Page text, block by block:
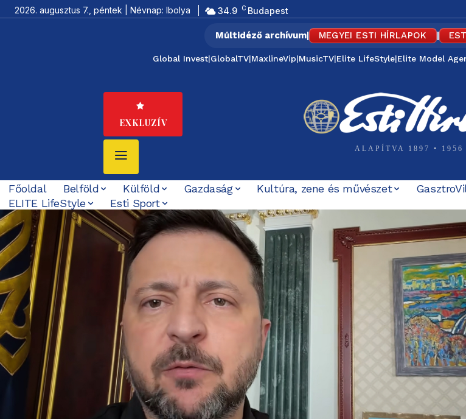
2026. augusztus 7., péntek | Névnap: Ibolya 34.9 C Budapest
Múltidéző archívum| MEGYEI ESTI HÍRLAPOK |
Global Invest|GlobalTV|MaxlineVip|MusicTV|Elite LifeStyle|Elite Model
EXKLUZÍV
ALAPÍTVA 1897 • 1956
Főoldal Belföld Külföld Gazdaság Kultúra, zene és művészet
ELITE LifeStyle
Esti Sport